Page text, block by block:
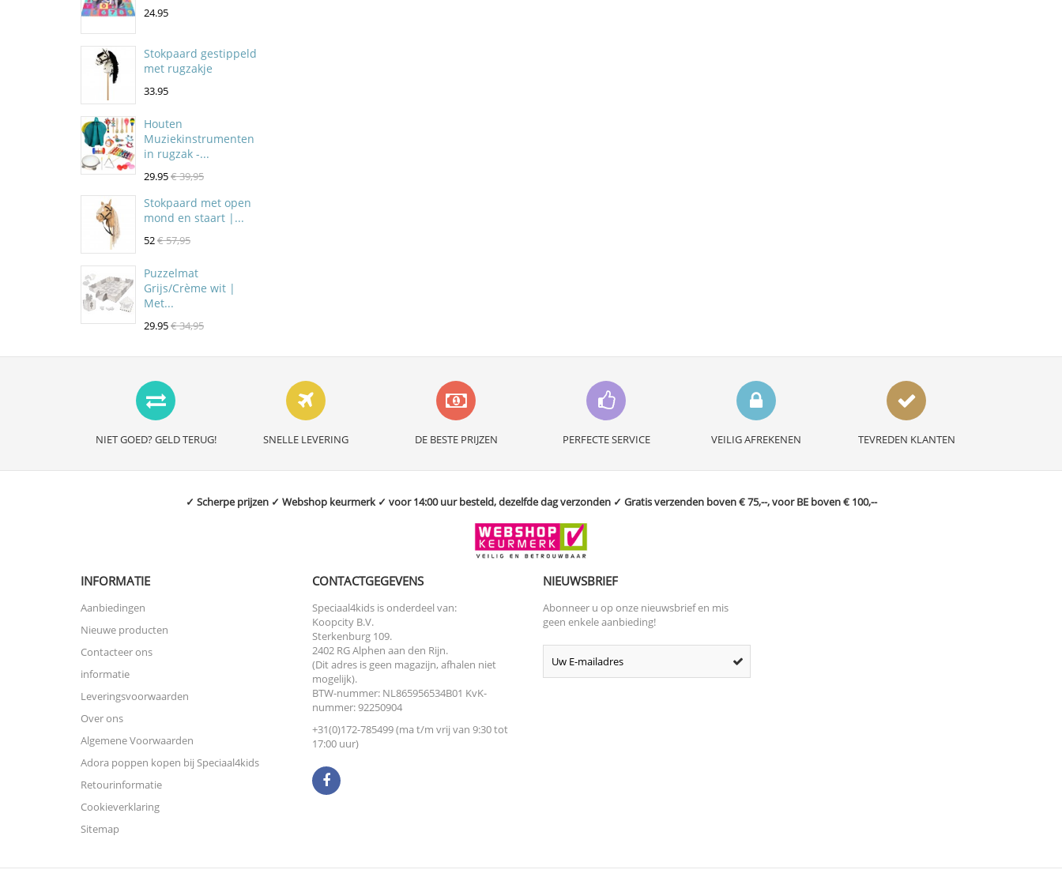
24.95
Stokpaard gestippeld
met rugzakje
33.95
Houten
Muziekinstrumenten
in rugzak -...
29.95€ 39,95
Stokpaard met open
mond en staart |...
52€ 57,95
Puzzelmat
Grijs/Crème wit |
Met...
29.95€ 34,95
NIET GOED? GELD TERUG! SNELLE LEVERING DE BESTE PRIJZEN PERFECTE SERVICE VEILIG AFREKENEN TEVREDEN KLANTEN
✓ Scherpe prijzen ✓ Webshop keurmerk ✓ voor 14:00 uur besteld, dezelfde dag verzonden ✓ Gratis verzenden boven € 75,--, voor BE boven € 100,--
INFORMATIE
Aanbiedingen
Nieuwe producten
Contacteer ons
informatie
Leveringsvoorwaarden
Over ons
Algemene Voorwaarden
Adora poppen kopen bij Speciaal4kids
Retourinformatie
Cookieverklaring
Sitemap
CONTACTGEGEVENS
Speciaal4kids is onderdeel van:
Koopcity B.V.
Sterkenburg 109.
2402 RG Alphen aan den Rijn.
(Dit adres is geen magazijn, afhalen niet
mogelijk).
BTW-nummer: NL865956534B01 KvK-
nummer: 92250904
+31(0)172-785499 (ma t/m vrij van 9:30 tot
17:00 uur)
NIEUWSBRIEF
Abonneer u op onze nieuwsbrief en mis
geen enkele aanbieding!